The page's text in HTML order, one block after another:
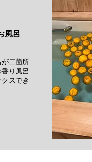
呂
が二箇所
り風呂
スでき